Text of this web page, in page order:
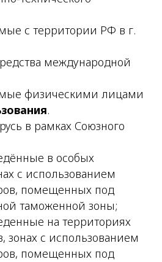
с территории РФ в г.
международной
физическими лицами
.
в рамках Союзного
в особых
с использованием
помещенных под
таможенной зоны;
на территориях
зонах с использованием
помещенных под